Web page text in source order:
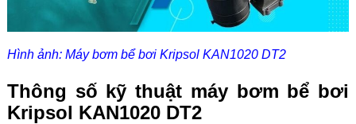
Hình ảnh: Máy bơm bể bơi Kripsol KAN1020 DT2
Thông số kỹ thuật máy bơm bể bơi
Kripsol KAN1020 DT2